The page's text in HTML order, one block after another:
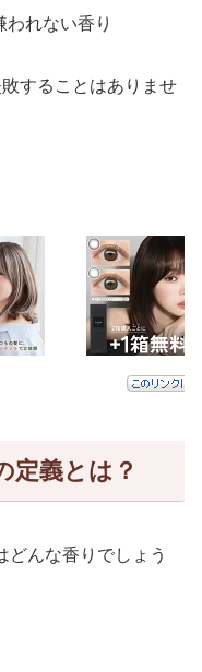
われない香り
することはありませ
定義とは？
どんな香りでしょう